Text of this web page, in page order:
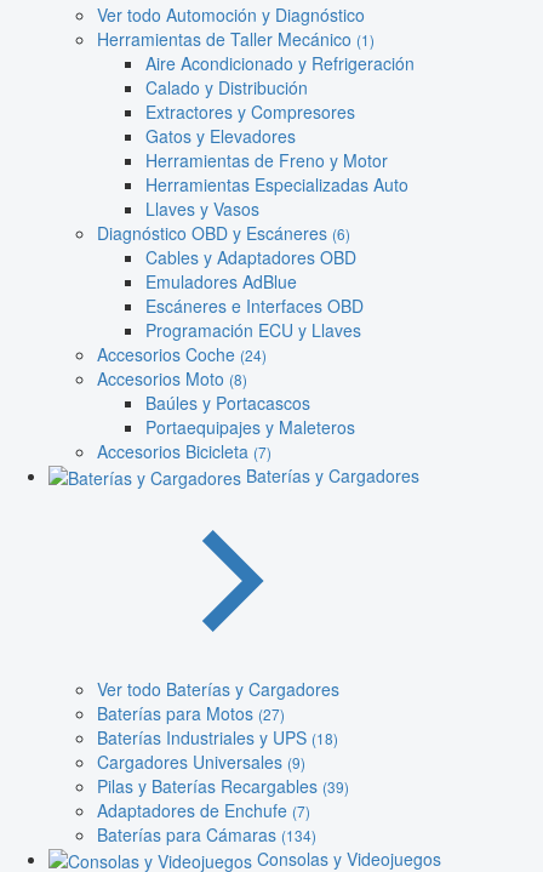
Ver todo Automoción y Diagnóstico
Herramientas de Taller Mecánico (1)
Aire Acondicionado y Refrigeración
Calado y Distribución
Extractores y Compresores
Gatos y Elevadores
Herramientas de Freno y Motor
Herramientas Especializadas Auto
Llaves y Vasos
Diagnóstico OBD y Escáneres (6)
Cables y Adaptadores OBD
Emuladores AdBlue
Escáneres e Interfaces OBD
Programación ECU y Llaves
Accesorios Coche (24)
Accesorios Moto (8)
Baúles y Portacascos
Portaequipajes y Maleteros
Accesorios Bicicleta (7)
Baterías y Cargadores
Ver todo Baterías y Cargadores
Baterías para Motos (27)
Baterías Industriales y UPS (18)
Cargadores Universales (9)
Pilas y Baterías Recargables (39)
Adaptadores de Enchufe (7)
Baterías para Cámaras (134)
Consolas y Videojuegos